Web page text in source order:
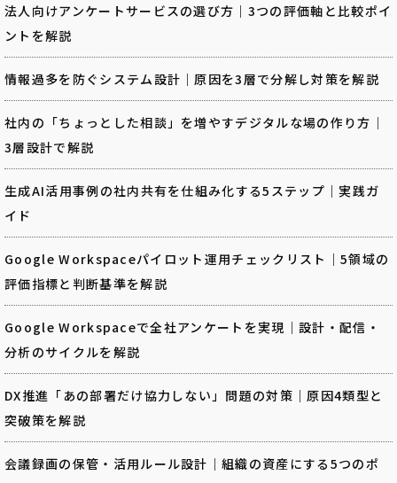
法人向けアンケートサービスの選び方｜3つの評価軸と比較ポイ
ントを解説
情報過多を防ぐシステム設計｜原因を3層で分解し対策を解説
社内の「ちょっとした相談」を増やすデジタルな場の作り方｜
3層設計で解説
生成AI活用事例の社内共有を仕組み化する5ステップ｜実践ガ
イド
Google Workspaceパイロット運用チェックリスト｜5領域の
評価指標と判断基準を解説
Google Workspaceで全社アンケートを実現｜設計・配信・
分析のサイクルを解説
DX推進「あの部署だけ協力しない」問題の対策｜原因4類型と
突破策を解説
会議録画の保管・活用ルール設計｜組織の資産にする5つのポ